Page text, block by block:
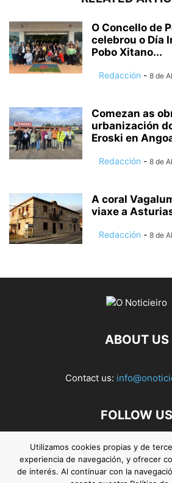
O Concello de
celebrou o Día
Pobo Xitano...
Redacción - 8 de
Comezan as
urbanización
Eroski en
Redacción - 8 de
A coral
viaxe a
Redacción - 8 de
ABOUT US
Contact us:
FOLLOW US
Utilizamos cookies propias y de
experiencia de navegación, y ofrecer
de interés. Al continuar con la